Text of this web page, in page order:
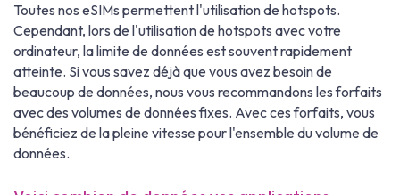
Toutes nos eSIMs permettent l'utilisation de hotspots.
Cependant, lors de l'utilisation de hotspots avec votre
ordinateur, la limite de données est souvent rapidement
atteinte. Si vous savez déjà que vous avez besoin de
beaucoup de données, nous vous recommandons les forfaits
avec des volumes de données fixes. Avec ces forfaits, vous
bénéficiez de la pleine vitesse pour l'ensemble du volume de
données.